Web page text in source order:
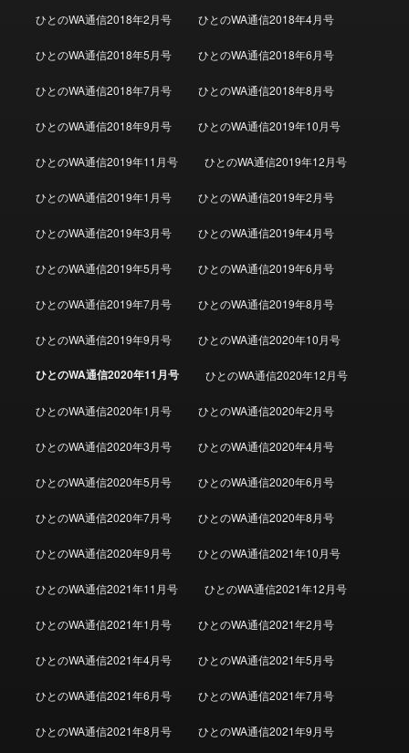
ひとのWA通信2018年2月号 ひとのWA通信2018年4月号
ひとのWA通信2018年5月号 ひとのWA通信2018年6月号
ひとのWA通信2018年7月号 ひとのWA通信2018年8月号
ひとのWA通信2018年9月号 ひとのWA通信2019年10月号
ひとのWA通信2019年11月号 ひとのWA通信2019年12月号
ひとのWA通信2019年1月号 ひとのWA通信2019年2月号
ひとのWA通信2019年3月号 ひとのWA通信2019年4月号
ひとのWA通信2019年5月号 ひとのWA通信2019年6月号
ひとのWA通信2019年7月号 ひとのWA通信2019年8月号
ひとのWA通信2019年9月号 ひとのWA通信2020年10月号
ひとのWA通信2020年11月号 ひとのWA通信2020年12月号
ひとのWA通信2020年1月号 ひとのWA通信2020年2月号
ひとのWA通信2020年3月号 ひとのWA通信2020年4月号
ひとのWA通信2020年5月号 ひとのWA通信2020年6月号
ひとのWA通信2020年7月号 ひとのWA通信2020年8月号
ひとのWA通信2020年9月号 ひとのWA通信2021年10月号
ひとのWA通信2021年11月号 ひとのWA通信2021年12月号
ひとのWA通信2021年1月号 ひとのWA通信2021年2月号
ひとのWA通信2021年4月号 ひとのWA通信2021年5月号
ひとのWA通信2021年6月号 ひとのWA通信2021年7月号
ひとのWA通信2021年8月号 ひとのWA通信2021年9月号